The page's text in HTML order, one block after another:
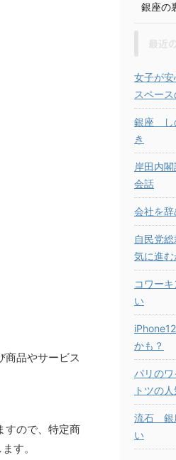
商品やサービス
すので、特定商
す。
銀座の
女子が
スペー
銀座 し
き
岸田内
会話
会社を辞
自民党
気に進む
コワー
い
かも？
パリの
トツの
流石 銀
い